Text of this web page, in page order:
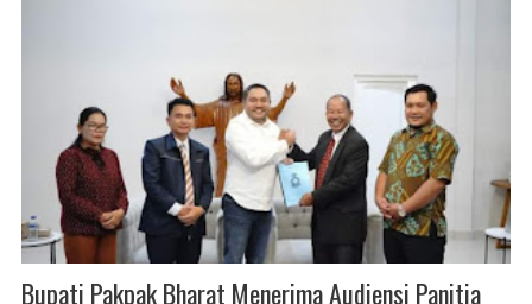
Bupati Pakpak Bharat Menerima Audiensi Panitia